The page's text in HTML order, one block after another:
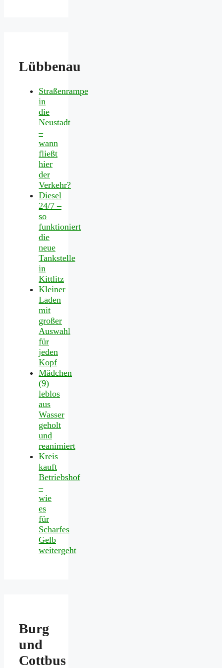
Lübbenau
Straßenrampe
in
die
Neustadt
–
wann
fließt
hier
der
Verkehr?
Diesel
24/7 –
so
funktioniert
die
neue
Tankstelle
in
Kittlitz
Kleiner
Laden
mit
großer
Auswahl
für
jeden
Kopf
Mädchen
(9)
leblos
aus
Wasser
geholt
und
reanimiert
Kreis
kauft
Betriebshof
–
wie
es
für
Scharfes
Gelb
weitergeht
Burg
und
Cottbus